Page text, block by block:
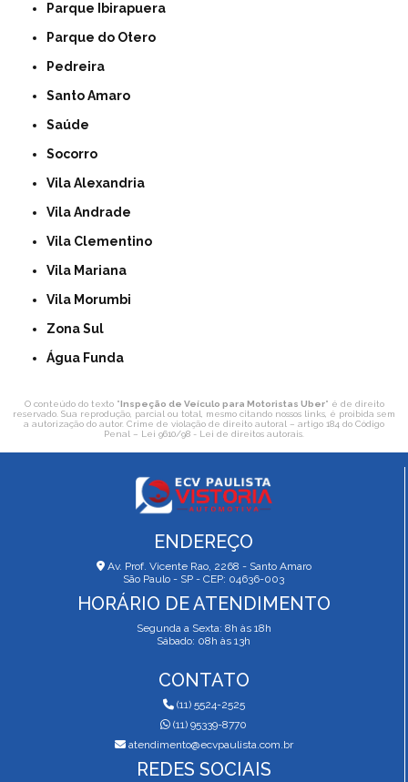
Parque Ibirapuera
Parque do Otero
Pedreira
Santo Amaro
Saúde
Socorro
Vila Alexandria
Vila Andrade
Vila Clementino
Vila Mariana
Vila Morumbi
Zona Sul
Água Funda
O conteúdo do texto " Inspeção de Veículo para Motoristas Uber" é de direito
reservado. Sua reprodução, parcial ou total, mesmo citando nossos links, é proibida sem
a autorização do autor. Crime de violação de direito autoral – artigo 184 do Código
Penal – Lei 9610/98 - Lei de direitos autorais.
ENDEREÇO
Av. Prof. Vicente Rao, 2268 - Santo Amaro
São Paulo - SP - CEP: 04636-003
HORÁRIO DE ATENDIMENTO
Segunda a Sexta: 8h às 18h
Sábado: 08h às 13h
CONTATO
(11) 5524-2525
(11) 95339-8770
atendimento@ecvpaulista.com.br
REDES SOCIAIS